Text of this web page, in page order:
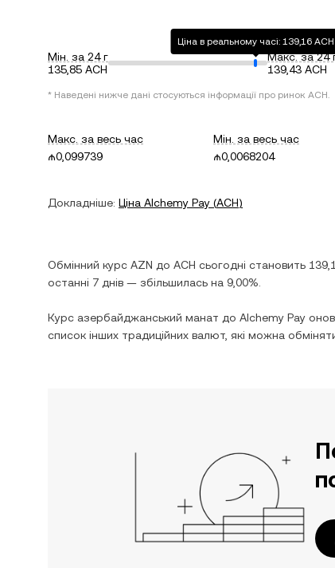
Мін. за 24 г
135,85 ACH
Ціна в реальному часі: 139,16 ACH
Макс. за 24
139,43 ACH
* Наведені нижче дані стосуються інформації про ринок ACH.
Макс. за весь час
₼0,099739
Мін. за весь час
₼0,0068204
Докладніше: Ціна Alchemy Pay (ACH)
Обмінний курс AZN до ACH сьогодні становить
останні 7 днів — збільшилась на 9,00%
Курс азербайджанський манат до Alchemy Pay
список інших традиційних валют, які можна